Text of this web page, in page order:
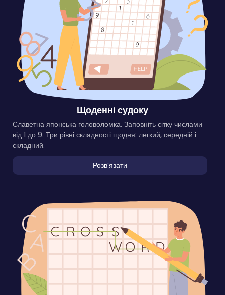
Щоденні судоку
Славетна японська головоломка. Заповніть сітку числами
від 1 до 9. Три рівні складності щодня: легкий, середній і
складний.
Розвʼязати